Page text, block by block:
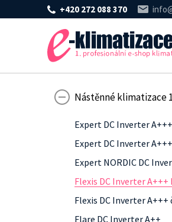
+420 272 088 370
Nástěnné klimatizace
Expert DC Inverter
Expert DC Inverter
Expert NORDIC DC
Flexis DC Inverter A+++
Flexis DC Inverter A+++
Flare DC Inverter A++